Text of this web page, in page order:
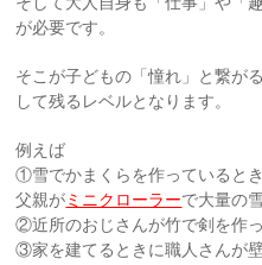
が必要です。
そこが子どもの「憧れ」と繋が
して残るレベルとなります。
例えば
①雪でかまくらを作っていると
父親がミニクローラーで大量の
②近所のおじさんが竹で剣を作
③家を建てるときに職人さんが